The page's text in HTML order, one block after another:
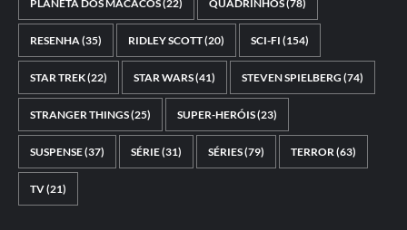
PLANETA DOS MACACOS(22) QUADRINHOS(78)
RESENHA(35) RIDLEY SCOTT(20) SCI-FI (154)
STAR TREK(22) STAR WARS(41) STEVEN SPIELBERG (74)
STRANGER THINGS(25) SUPER-HERÓIS(23)
SUSPENSE(37) SÉRIE(31) SÉRIES(79) TERROR(63)
TV(21)